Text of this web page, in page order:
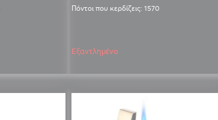
Πόντοι που κερδίζεις: 1570
Εξαντλημένο